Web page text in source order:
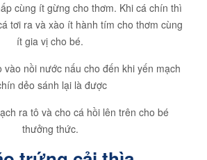
cùng ít gừng cho thơm. Khi cá chín thì
tơi ra và xào ít hành tím cho thơm cùng
ít gia vị cho bé.
vào nồi nước nấu cho đến khi yến mạch
dẻo sánh lại là được
ra tô và cho cá hồi lên trên cho bé
thưởng thức.